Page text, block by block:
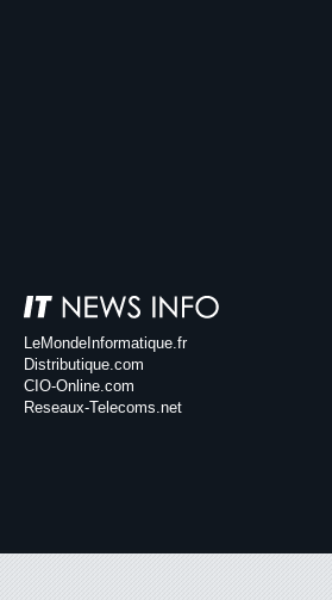
LeMondeInformatique.fr
Distributique.com
CIO-Online.com
Reseaux-Telecoms.net